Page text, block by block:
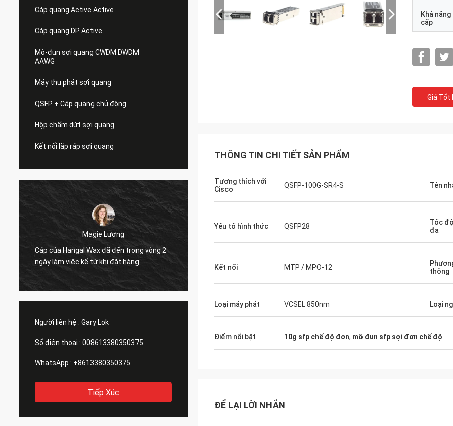
Cáp quang Active Active
Cáp quang DP Active
Mô-đun sợi quang CWDM DWDM
AAWG
Máy thu phát sợi quang
QSFP + Cáp quang chủ động
Hộp chấm dứt sợi quang
Kết nối lắp ráp sợi quang
Magie Lương
Cáp của Hangal Wax đã đến trong vòng 2
ngày làm việc kể từ khi đặt hàng.
John
10m, 15m, 20m, 25m,
chiều dài tùy chỉnh cũng
nghênh.
Người liên hệ : Gary Lok
Số điện thoại : 008613380350375
WhatsApp : +8613380350375
Tiếp Xúc
Khả
cấp
Giá Tốt
THÔNG TIN CHI TIẾT SẢN PHẨM
Tương thích với
Cisco
QSFP-100G-SR4-S Tên
Yếu tố hình thức QSFP28
Tốc
đa
Kết nối MTP / MPO-12
thông
Loại máy phát VCSEL 850nm Loại
Điểm nổi bật 10g sfp chế độ đơn, mô đun sfp sợi đơn chế độ
ĐỂ LẠI LỜI NHẮN